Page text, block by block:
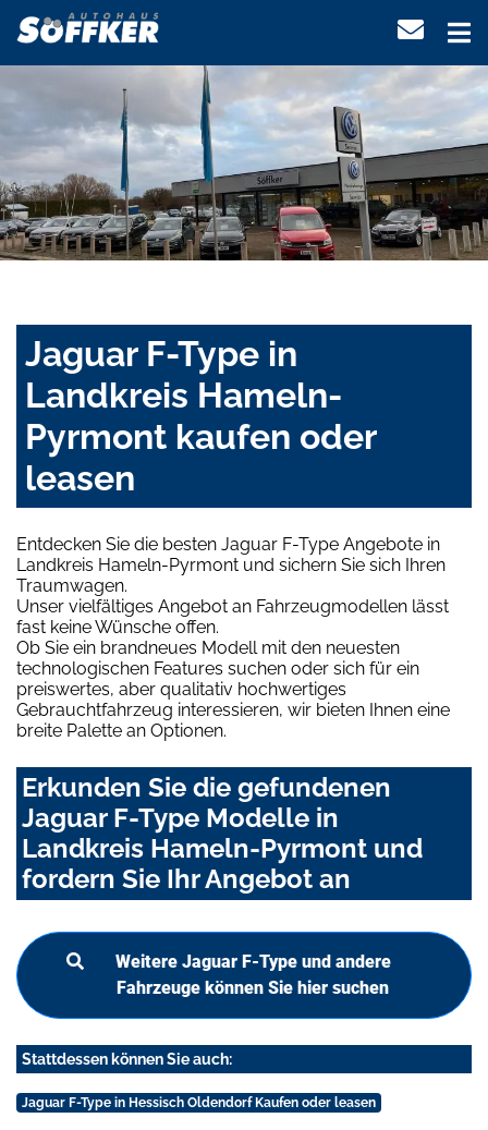
Jaguar F-Type in
Landkreis Hameln-
Pyrmont kaufen oder
leasen
Entdecken Sie die besten Jaguar F-Type Angebote in
Landkreis Hameln-Pyrmont und sichern Sie sich Ihren
Traumwagen.
Unser vielfältiges Angebot an Fahrzeugmodellen lässt
fast keine Wünsche offen.
Ob Sie ein brandneues Modell mit den neuesten
technologischen Features suchen oder sich für ein
preiswertes, aber qualitativ hochwertiges
Gebrauchtfahrzeug interessieren, wir bieten Ihnen eine
breite Palette an Optionen.
Erkunden Sie die gefundenen
Jaguar F-Type Modelle in
Landkreis Hameln-Pyrmont und
fordern Sie Ihr Angebot an
Weitere Jaguar F-Type und andere
Fahrzeuge können Sie hier suchen
Stattdessen können Sie auch:
Jaguar F-Type in Hessisch Oldendorf Kaufen oder leasen